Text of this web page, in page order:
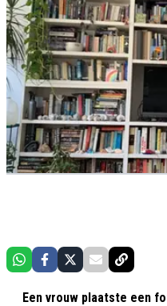
Een vrouw plaatste een